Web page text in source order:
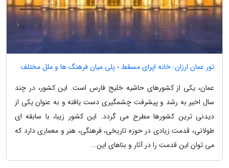
تور عمان ارزان: خانه اپرای مسقط ؛ پلی میان فرهنگ ها و ملل مختلف
عمان، یکی از کشورهای حاشیه خلیج فارس است. این کشور، در چند
سال اخیر به رشد و پیشرفت چشمگیری دست یافته و به عنوان یکی از
دیدنی ترین کشورها مطرح می گردد. این کشور زیبا، با سابقه ای
طولانی، قدمت زیادی در حوزه تاریخی، فرهنگی، هنر و معماری دارد که
می توان این قدمت را در آثار و بناهای این...